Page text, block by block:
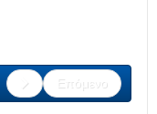
Επόμενο